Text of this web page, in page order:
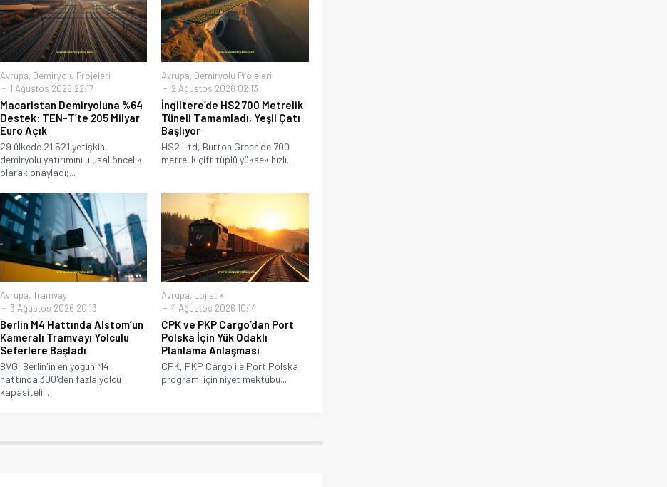
Avrupa, Demiryolu Projeleri
1 Ağustos 2026 22:17
Macaristan Demiryoluna %64
Destek: TEN-T’te 205 Milyar
Euro Açık
29 ülkede 21.521 yetişkin,
demiryolu yatırımını ulusal öncelik
olarak onayladı;...
Avrupa, Demiryolu Projeleri
2 Ağustos 2026 02:13
İngiltere’de HS2 700 Metrelik
Tüneli Tamamladı, Yeşil Çatı
Başlıyor
HS2 Ltd, Burton Green'de 700
metrelik çift tüplü yüksek hızlı...
Avrupa, Tramvay
3 Ağustos 2026 20:13
Berlin M4 Hattında Alstom’un
Kameralı Tramvayı Yolculu
Seferlere Başladı
BVG, Berlin'in en yoğun M4
hattında 300'den fazla yolcu
kapasiteli...
Avrupa, Lojistik
4 Ağustos 2026 10:14
CPK ve PKP Cargo’dan Port
Polska İçin Yük Odaklı
Planlama Anlaşması
CPK, PKP Cargo ile Port Polska
programı için niyet mektubu...